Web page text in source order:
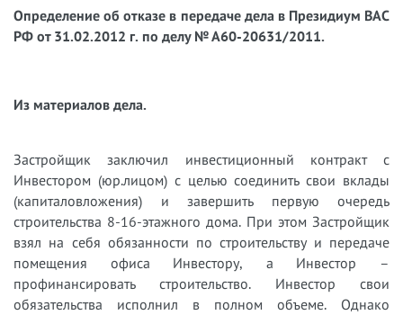
Определение об отказе в передаче дела в Президиум ВАС
РФ от 31.02.2012 г. по делу № А60-20631/2011.
Из материалов дела.
Застройщик заключил инвестиционный контракт с
Инвестором (юр.лицом) с целью соединить свои вклады
(капиталовложения) и завершить первую очередь
строительства 8-16-этажного дома. При этом Застройщик
взял на себя обязанности по строительству и передаче
помещения офиса Инвестору, а Инвестор –
профинансировать строительство. Инвестор свои
обязательства исполнил в полном объеме. Однако